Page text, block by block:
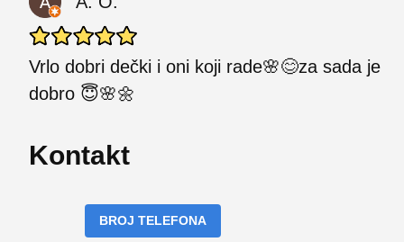
Vrlo dobri dečki i oni koji rade🌸😊za sada je
dobro 😇🌸🌼
Kontakt
BROJ TELEFONA